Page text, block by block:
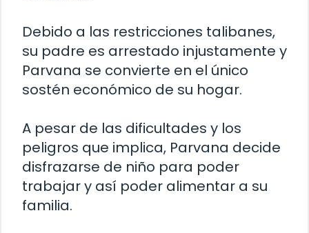
Debido a las restricciones talibanes,
su padre es arrestado injustamente y
Parvana se convierte en el único
sostén económico de su hogar.
A pesar de las dificultades y los
peligros que implica, Parvana decide
disfrazarse de niño para poder
trabajar y así poder alimentar a su
familia.